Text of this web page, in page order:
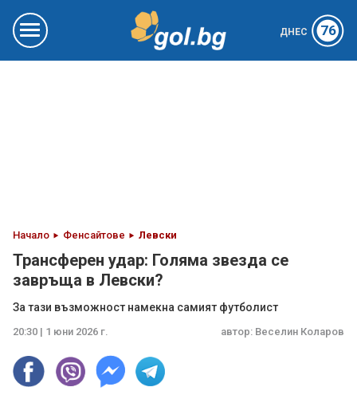
ДНЕС 76
Начало Фенсайтове Левски
Трансферен удар: Голяма звезда се
завръща в Левски?
За тази възможност намекна самият футболист
20:30 | 1 юни 2026 г. автор: Веселин Коларов